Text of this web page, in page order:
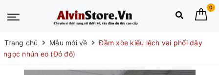
0
Trang chủ Mẫu mới về
Đầm xòe kiểu lệch vai phối dây
ngọc nhún eo (Đỏ đô)